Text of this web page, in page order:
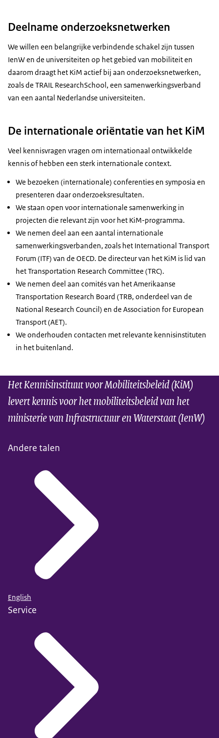
Deelname onderzoeksnetwerken
We willen een belangrijke verbindende schakel zijn tussen
IenW en de universiteiten op het gebied van mobiliteit en
daarom draagt het KiM actief bij aan onderzoeksnetwerken,
zoals de TRAIL ResearchSchool, een samenwerkingsverband
van een aantal Nederlandse universiteiten.
De internationale oriëntatie van het KiM
Veel kennisvragen vragen om internationaal ontwikkelde
kennis of hebben een sterk internationale context.
We bezoeken (internationale) conferenties en symposia en
presenteren daar onderzoeksresultaten.
We staan open voor internationale samenwerking in
projecten die relevant zijn voor het KiM-programma.
We nemen deel aan een aantal internationale
samenwerkingsverbanden, zoals het International Transport
Forum (ITF) van de OECD. De directeur van het KiM is lid van
het Transportation Research Committee (TRC).
We nemen deel aan comités van het Amerikaanse
Transportation Research Board (TRB, onderdeel van de
National Research Council) en de Association for European
Transport (AET).
We onderhouden contacten met relevante kennisinstituten
in het buitenland.
Het Kennisinstituut voor Mobiliteitsbeleid (KiM)
levert kennis voor het mobiliteitsbeleid van het
ministerie van Infrastructuur en Waterstaat (IenW)
Andere talen
English
Service